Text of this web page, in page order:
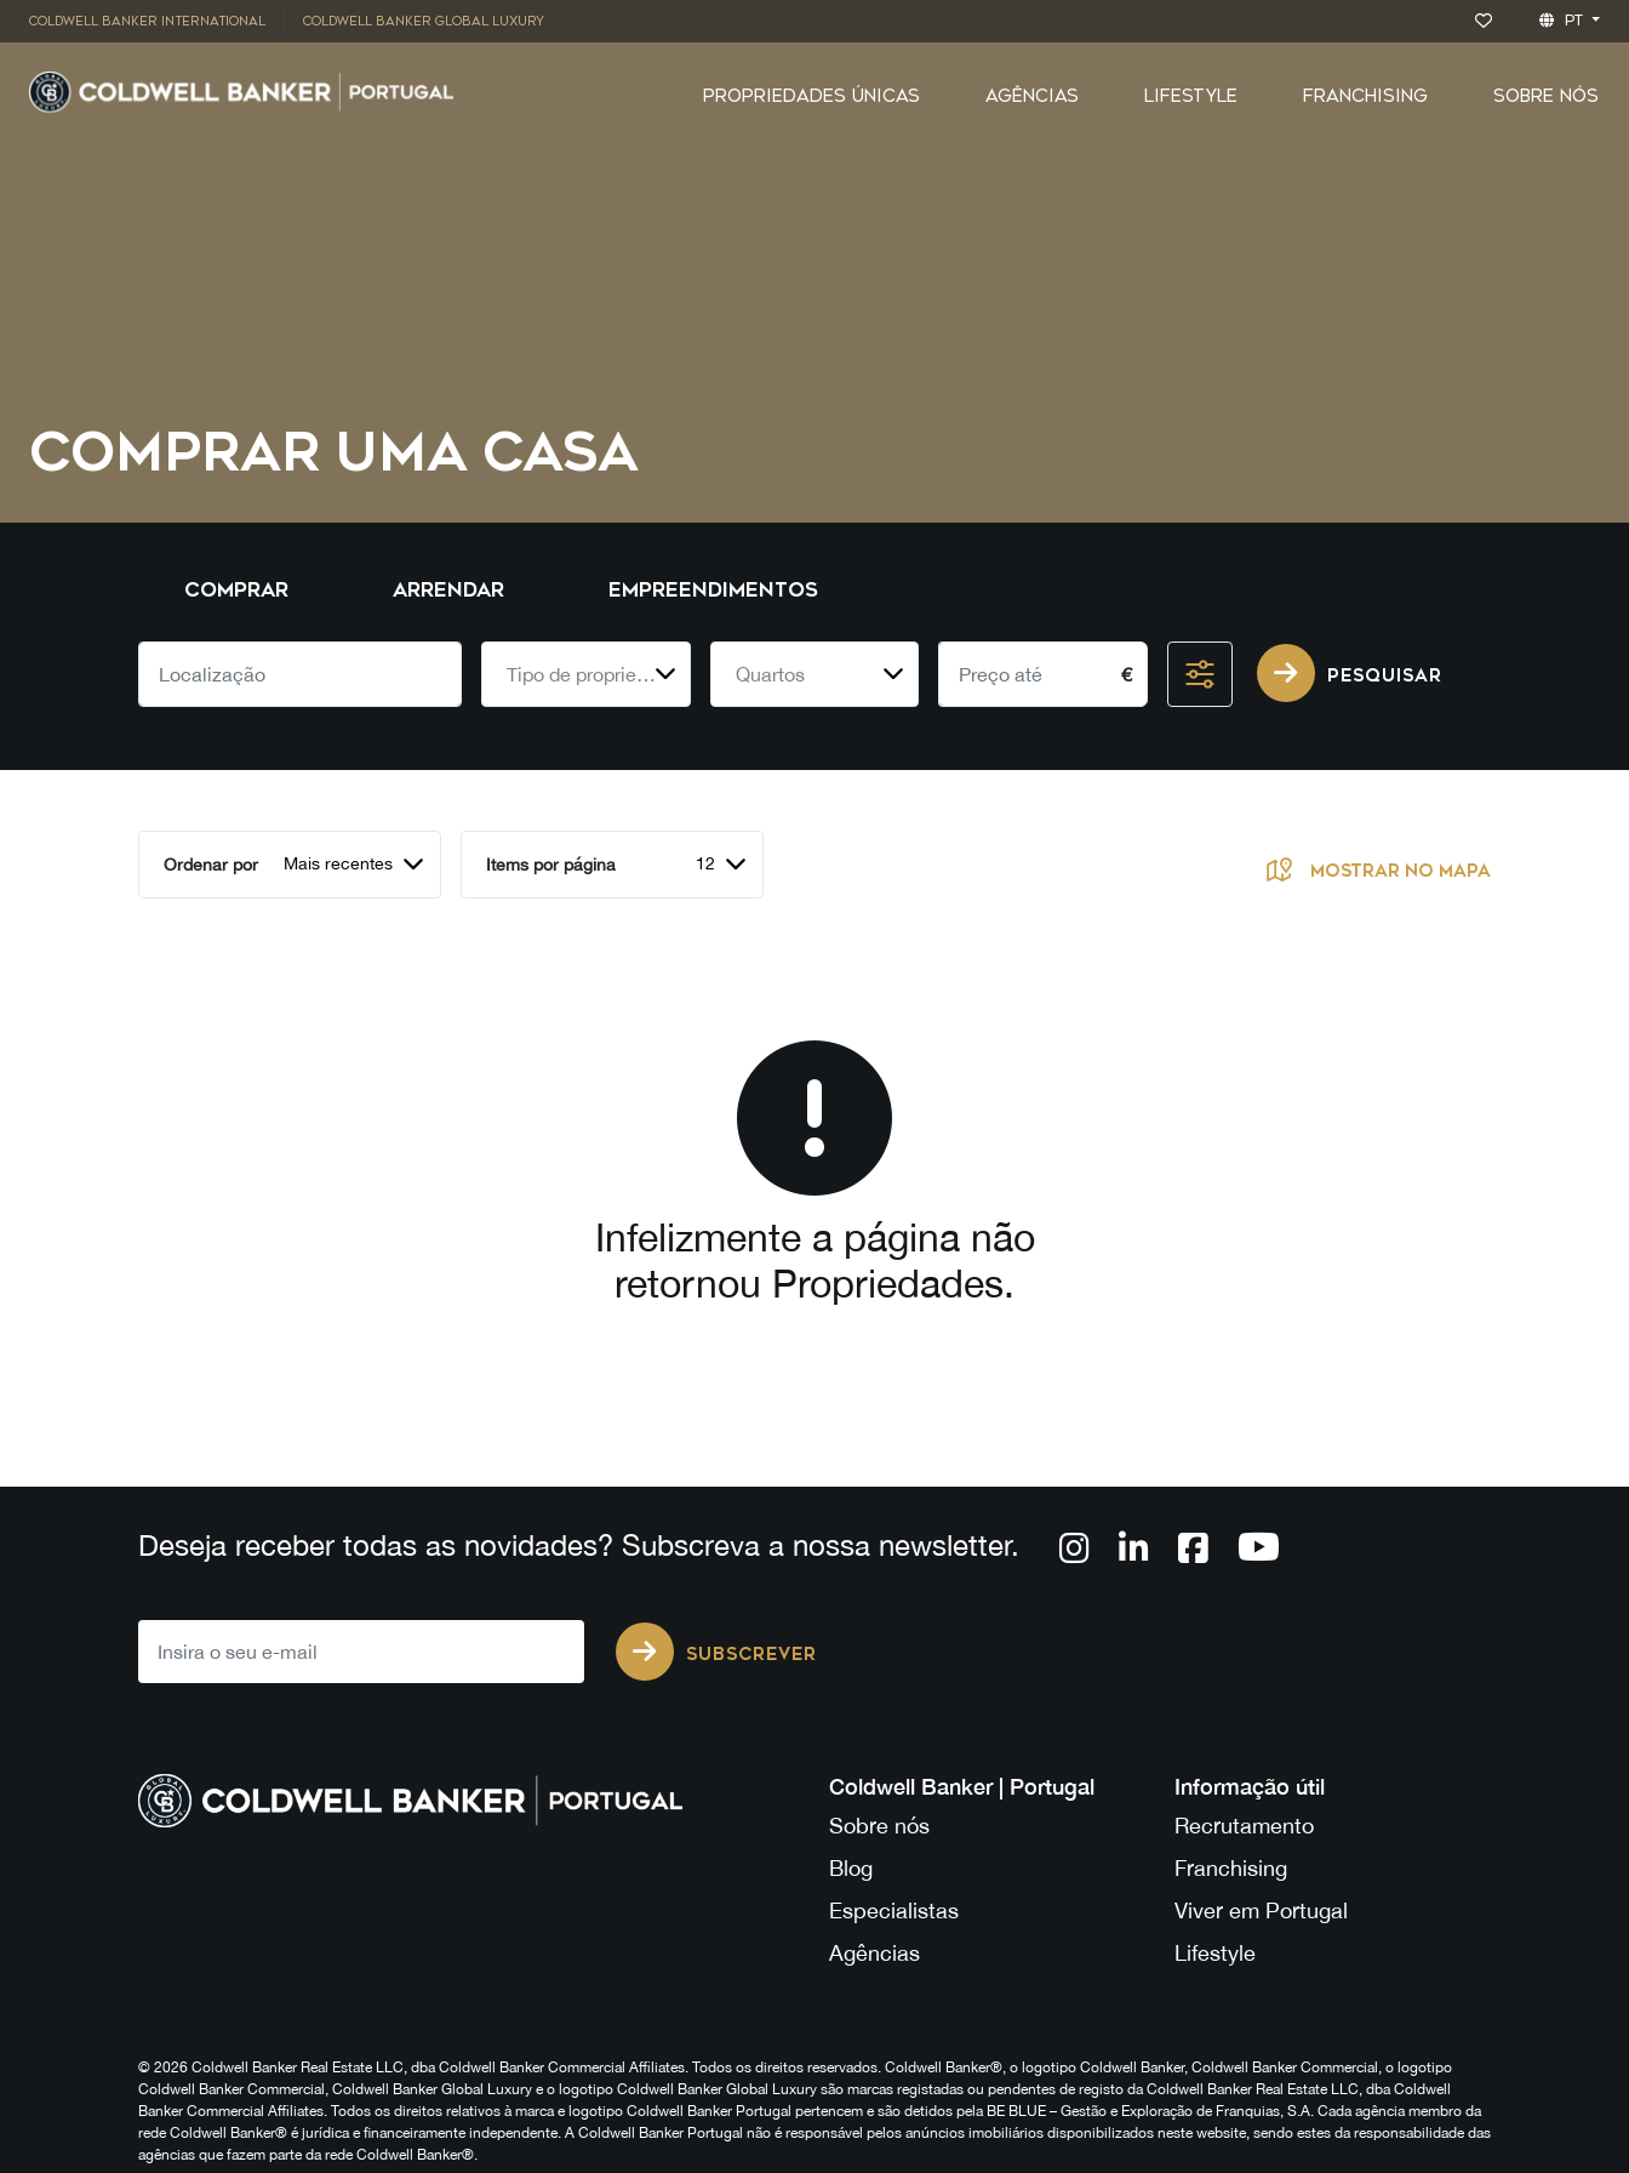
COLDWELL BANKER INTERNATIONAL COLDWELL BANKER GLOBAL LUXURY PT
PROPRIEDADES ÚNICAS AGÊNCIAS LIFESTYLE FRANCHISING SOBRE NÓS
COMPRAR UMA CASA
COMPRAR ARRENDAR EMPREENDIMENTOS
Tipo de propriedade Quartos € PESQUISAR
Ordenar por Mais recentes Items por página 12 MOSTRAR NO MAPA
Infelizmente a página não
retornou Propriedades.
Deseja receber todas as novidades? Subscreva a nossa newsletter.
SUBSCREVER
Coldwell Banker | Portugal
Sobre nós
Blog
Especialistas
Agências
Informação útil
Recrutamento
Franchising
Viver em Portugal
Lifestyle
© 2026 Coldwell Banker Real Estate LLC, dba Coldwell Banker Commercial Affiliates. Todos os direitos reservados. Coldwell Banker®, o logotipo Coldwell Banker, Coldwell Banker Commercial, o logotipo
Coldwell Banker Commercial, Coldwell Banker Global Luxury e o logotipo Coldwell Banker Global Luxury são marcas registadas ou pendentes de registo da Coldwell Banker Real Estate LLC, dba Coldwell
Banker Commercial Affiliates. Todos os direitos relativos à marca e logotipo Coldwell Banker Portugal pertencem e são detidos pela BE BLUE – Gestão e Exploração de Franquias, S.A. Cada agência membro da
rede Coldwell Banker® é jurídica e financeiramente independente. A Coldwell Banker Portugal não é responsável pelos anúncios imobiliários disponibilizados neste website, sendo estes da responsabilidade das
agências que fazem parte da rede Coldwell Banker®.